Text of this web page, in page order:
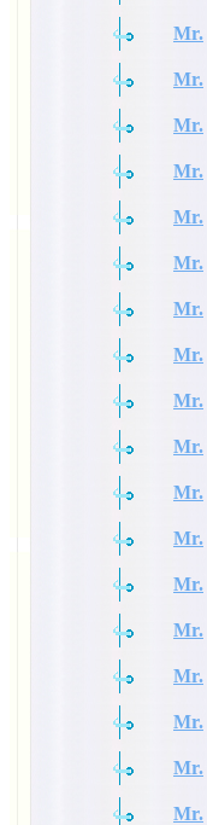
Mr.
Mr.
Mr.
Mr.
Mr.
Mr.
Mr.
Mr.
Mr.
Mr.
Mr.
Mr.
Mr.
Mr.
Mr.
Mr.
Mr.
Mr.